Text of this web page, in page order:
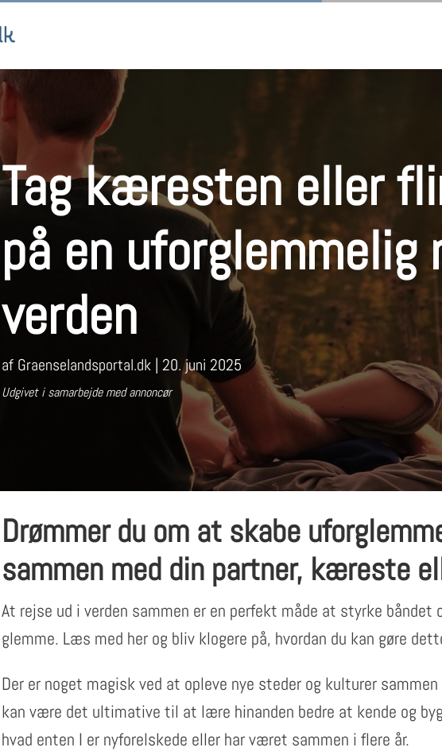
Tag kæresten eller
på en uforglemmelig
verden
af Graenselandsportal.dk| 20. juni 2025
Udgivet i samarbejde med annoncør
Drømmer du om at skabe
sammen med din partner, kæreste
At rejse ud i verden sammen er en perfekt måde at styrke båndet
glemme. Læs med her og bliv klogere på, hvordan du kan gøre
Der er noget magisk ved at opleve nye steder og kulturer
kan være det ultimative til at lære hinanden bedre at kende og
hvad enten I er nyforelskede eller har været sammen i flere år.